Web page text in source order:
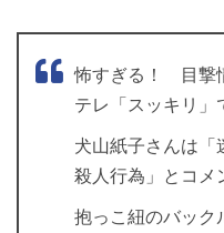
怖すぎる！ 目撃
テレ「スッキリ」
犬山紙子さんは「
殺人行為」とコメ
抱っこ紐のバック